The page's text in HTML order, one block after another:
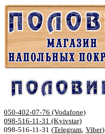
050-402-07-76 (Vodafone)
098-516-11-31 (Kyivstar)
098-516-11-31 (Telegram, Viber)